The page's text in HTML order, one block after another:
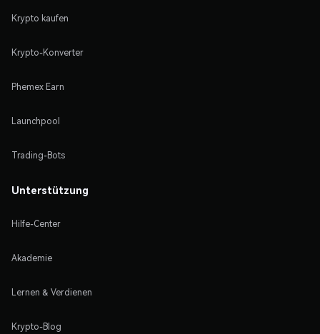
Krypto kaufen
Krypto-Konverter
Phemex Earn
Launchpool
Trading-Bots
Unterstützung
Hilfe-Center
Akademie
Lernen & Verdienen
Krypto-Blog